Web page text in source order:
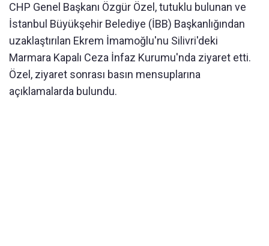
CHP Genel Başkanı Özgür Özel, tutuklu bulunan ve
İstanbul Büyükşehir Belediye (İBB) Başkanlığından
uzaklaştırılan Ekrem İmamoğlu'nu Silivri'deki
Marmara Kapalı Ceza İnfaz Kurumu'nda ziyaret etti.
Özel, ziyaret sonrası basın mensuplarına
açıklamalarda bulundu.